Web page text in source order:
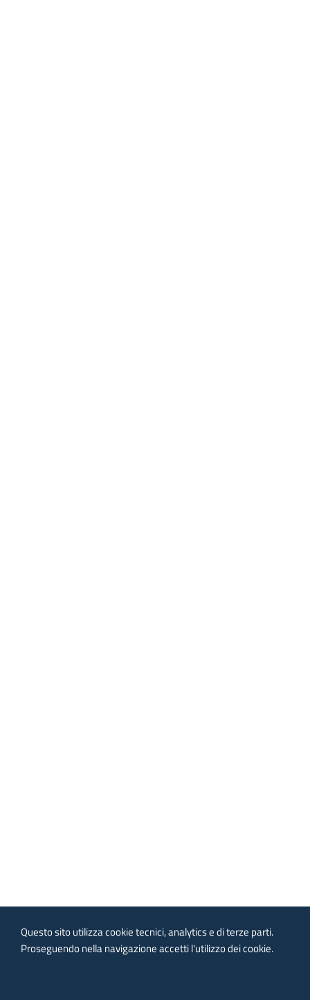
Questo sito utilizza cookie tecnici, analytics e di terze parti.
Proseguendo nella navigazione accetti l'utilizzo dei cookie.